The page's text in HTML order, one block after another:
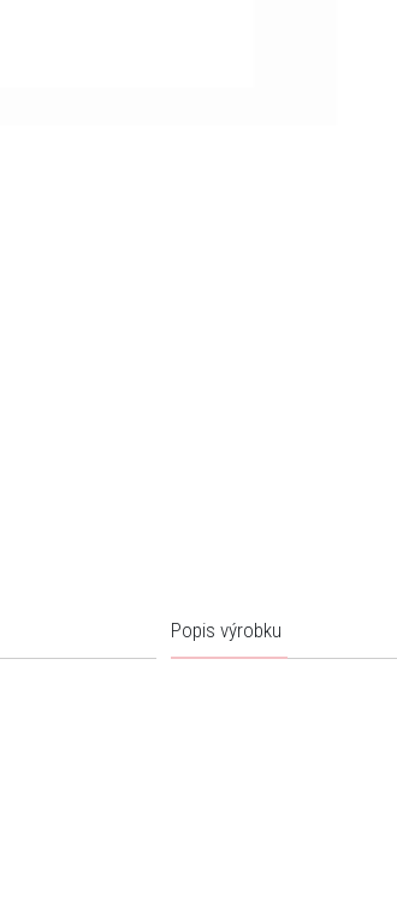
Popis výrobku